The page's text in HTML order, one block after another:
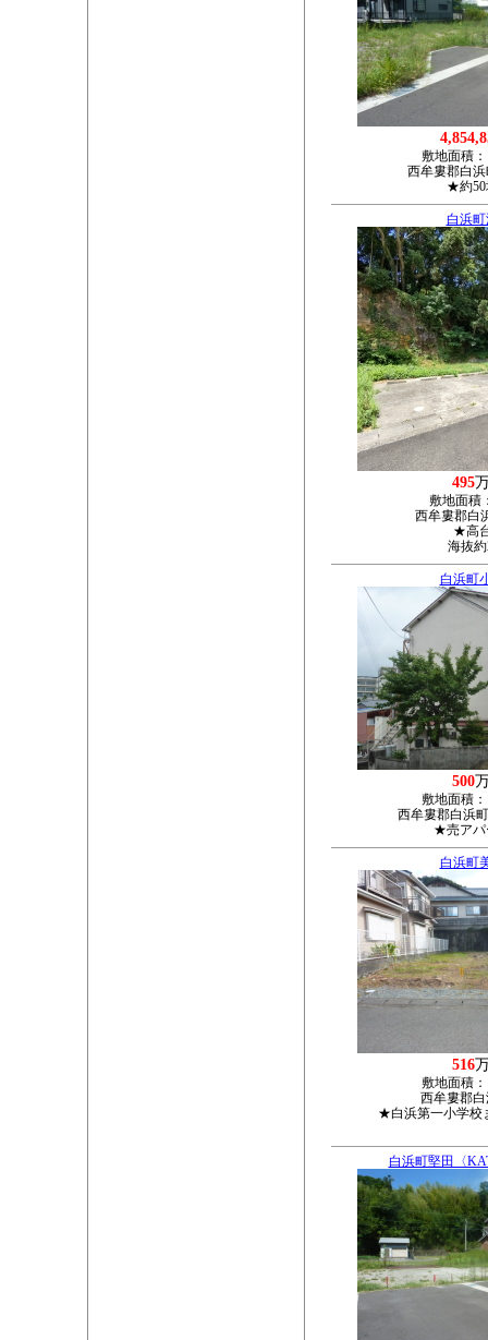
敷地面積：
西牟婁郡白浜
★約
白浜
495
敷地面積
西牟婁郡白
★高
海抜約
白浜町
500
敷地面積：
西牟婁郡白浜
★売ア
白浜町
516
敷地面積：
西牟婁郡白
★白浜第一小学校
白浜町堅田〈